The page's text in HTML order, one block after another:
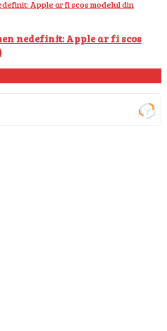
nedefinit: Apple ar fi scos